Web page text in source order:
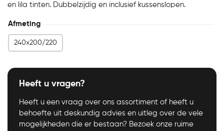
en lila tinten. Dubbelzijdig en inclusief kussenslopen.
Afmeting
240x200/220
Heeft u vragen?
Heeft u een vraag over ons assortiment of heeft u
behoefte uit deskundig advies en uitleg over de vele
mogelijkheden die er bestaan? Bezoek onze ruime